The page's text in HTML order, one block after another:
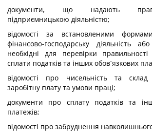
документи, що надають
підприємницькою діяльністю;
відомості за встановленими
фінансово-господарську діяльність
необхідні для перевірки
сплати податків та інших обов´язкових
відомості про чисельність та склад
заробітну плату та умови праці;
документи про сплату податків та
платежів;
відомості про забруднення